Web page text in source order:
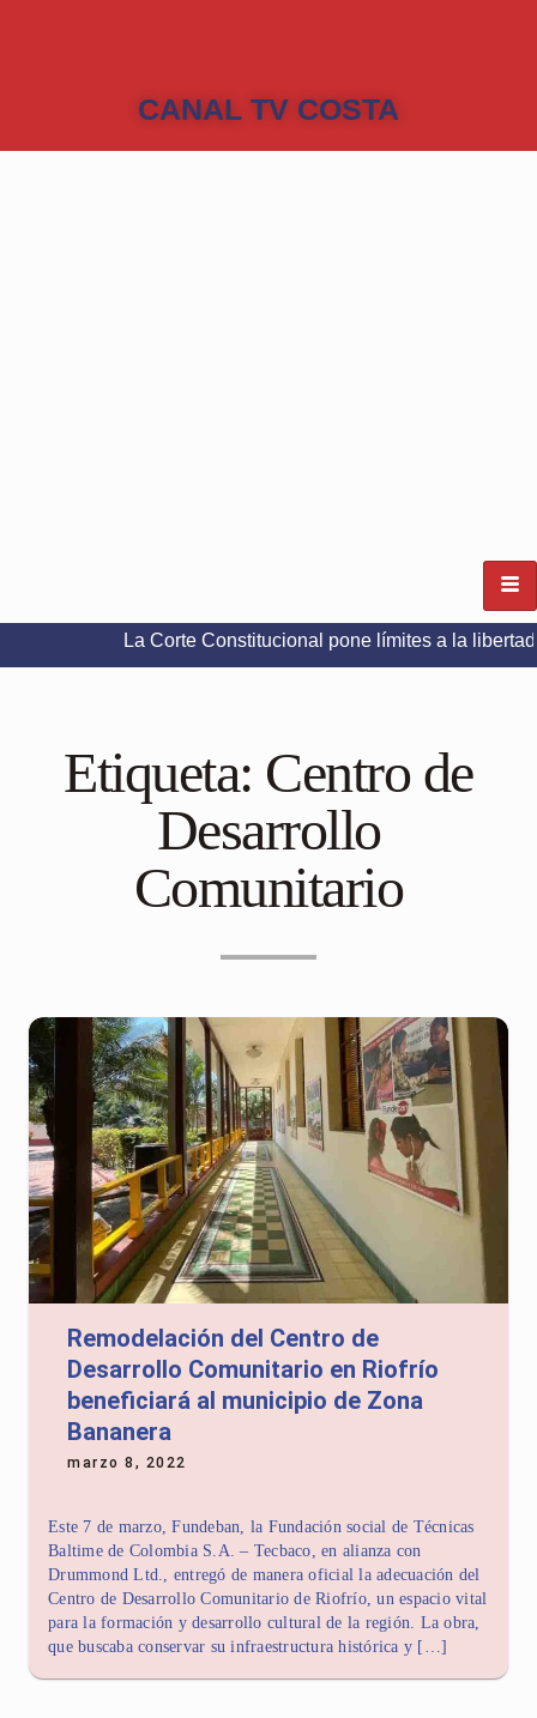
CANAL TV COSTA
La Corte Constitucional pone límites a la libertad de
Etiqueta: Centro de
Desarrollo
Comunitario
Remodelación del Centro de
Desarrollo Comunitario en Riofrío
beneficiará al municipio de Zona
Bananera
marzo 8, 2022
Este 7 de marzo, Fundeban, la Fundación social de Técnicas
Baltime de Colombia S.A. – Tecbaco, en alianza con
Drummond Ltd., entregó de manera oficial la adecuación del
Centro de Desarrollo Comunitario de Riofrío, un espacio vital
para la formación y desarrollo cultural de la región. La obra,
que buscaba conservar su infraestructura histórica y […]